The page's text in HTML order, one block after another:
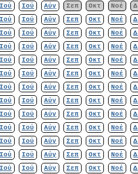
Ιού Ιού Αύγ Σεπ Οκτ Νοέ
Ιού Ιού Αύγ Σεπ Οκτ Νοέ
Ιού Ιού Αύγ Σεπ Οκτ Νοέ
Ιού Ιού Αύγ Σεπ Οκτ Νοέ
Ιού Ιού Αύγ Σεπ Οκτ Νοέ
Ιού Ιού Αύγ Σεπ Οκτ Νοέ
Ιού Ιού Αύγ Σεπ Οκτ Νοέ
Ιού Ιού Αύγ Σεπ Οκτ Νοέ
Ιού Ιού Αύγ Σεπ Οκτ Νοέ
Ιού Ιού Αύγ Σεπ Οκτ Νοέ
Ιού Ιού Αύγ Σεπ Οκτ Νοέ
Ιού Ιού Αύγ Σεπ Οκτ Νοέ
Ιού Ιού Αύγ Σεπ Οκτ Νοέ